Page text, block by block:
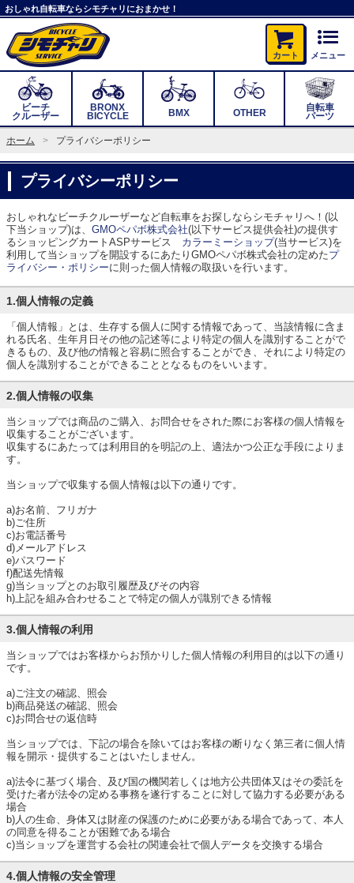
おしゃれ自転車ならシモチャリにおまかせ！
カート メニュー
ビーチ
クルーザー
BRONX
BICYCLE BMX OTHER 自転車
パーツ
ホーム プライバシーポリシー
プライバシーポリシー
おしゃれなビーチクルーザーなど自転車をお探しならシモチャリへ！(以
下当ショップ)は、 GMOペパボ株式会社(以下サービス提供会社)の提供す
るショッピングカートASPサービス カラーミーショップ(当サービス)を
利用して当ショップを開設するにあたりGMOペパボ株式会社の定めたプ
ライバシー・ポリシーに則った個人情報の取扱いを行います。
1.個人情報の定義
「個人情報」とは、生存する個人に関する情報であって、当該情報に含ま
れる氏名、生年月日その他の記述等により特定の個人を識別することがで
きるもの、及び他の情報と容易に照合することができ、それにより特定の
個人を識別することができることとなるものをいいます。
2.個人情報の収集
当ショップでは商品のご購入、お問合せをされた際にお客様の個人情報を
収集することがございます。
収集するにあたっては利用目的を明記の上、適法かつ公正な手段によりま
す。
当ショップで収集する個人情報は以下の通りです。
a)お名前、フリガナ
b)ご住所
c)お電話番号
d)メールアドレス
e)パスワード
f)配送先情報
g)当ショップとのお取引履歴及びその内容
h)上記を組み合わせることで特定の個人が識別できる情報
3.個人情報の利用
当ショップではお客様からお預かりした個人情報の利用目的は以下の通り
です。
a)ご注文の確認、照会
b)商品発送の確認、照会
c)お問合せの返信時
当ショップでは、下記の場合を除いてはお客様の断りなく第三者に個人情
報を開示・提供することはいたしません。
a)法令に基づく場合、及び国の機関若しくは地方公共団体又はその委託を
受けた者が法令の定める事務を遂行することに対して協力する必要がある
場合
b)人の生命、身体又は財産の保護のために必要がある場合であって、本人
の同意を得ることが困難である場合
c)当ショップを運営する会社の関連会社で個人データを交換する場合
4.個人情報の安全管理